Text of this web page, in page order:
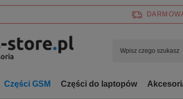
Części GSM Części do laptopów